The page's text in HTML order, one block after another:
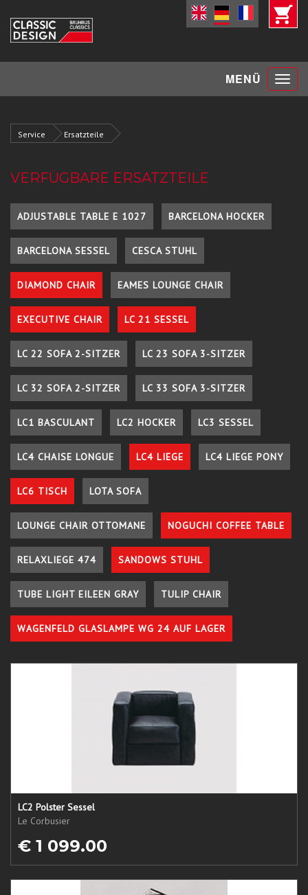
MENÜ Toggle
Service Ersatzteile
VERFÜGBARE ERSATZTEILE
ADJUSTABLE TABLE E 1027 BARCELONA HOCKER
BARCELONA SESSEL CESCA STUHL
DIAMOND CHAIR EAMES LOUNGE CHAIR
EXECUTIVE CHAIR LC 21 SESSEL
LC 22 SOFA 2-SITZER LC 23 SOFA 3-SITZER
LC 32 SOFA 2-SITZER LC 33 SOFA 3-SITZER
LC1 BASCULANT LC2 HOCKER LC3 SESSEL
LC4 CHAISE LONGUE LC4 LIEGE LC4 LIEGE PONY
LC6 TISCH LOTA SOFA
LOUNGE CHAIR OTTOMANE NOGUCHI COFFEE TABLE
RELAXLIEGE 474 SANDOWS STUHL
TUBE LIGHT EILEEN GRAY TULIP CHAIR
WAGENFELD GLASLAMPE WG 24 AUF LAGER
LC2 Polster Sessel
Le Corbusier
€ 1 099.00